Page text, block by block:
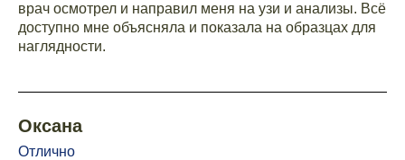
врач осмотрел и направил меня на узи и анализы. Всё
доступно мне объясняла и показала на образцах для
наглядности.
Оксана
Отлично